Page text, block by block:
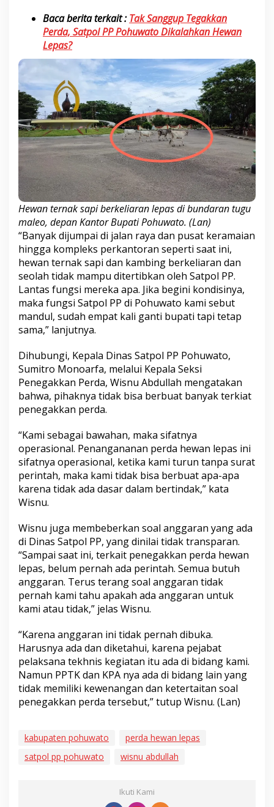
Baca berita terkait :Tak Sanggup Tegakkan
Perda, Satpol PP Pohuwato Dikalahkan Hewan
Lepas?
Hewan ternak sapi berkeliaran lepas di bundaran tugu
maleo, depan Kantor Bupati Pohuwato. (Lan)
“Banyak dijumpai di jalan raya dan pusat keramaian
hingga kompleks perkantoran seperti saat ini,
hewan ternak sapi dan kambing berkeliaran dan
seolah tidak mampu ditertibkan oleh Satpol PP.
Lantas fungsi mereka apa. Jika begini kondisinya,
maka fungsi Satpol PP di Pohuwato kami sebut
mandul, sudah empat kali ganti bupati tapi tetap
sama,” lanjutnya.
Dihubungi, Kepala Dinas Satpol PP Pohuwato,
Sumitro Monoarfa, melalui Kepala Seksi
Penegakkan Perda, Wisnu Abdullah mengatakan
bahwa, pihaknya tidak bisa berbuat banyak terkiat
penegakkan perda.
“Kami sebagai bawahan, maka sifatnya
operasional. Penangananan perda hewan lepas ini
sifatnya operasional, ketika kami turun tanpa surat
perintah, maka kami tidak bisa berbuat apa-apa
karena tidak ada dasar dalam bertindak,” kata
Wisnu.
Wisnu juga membeberkan soal anggaran yang ada
di Dinas Satpol PP, yang dinilai tidak transparan.
“Sampai saat ini, terkait penegakkan perda hewan
lepas, belum pernah ada perintah. Semua butuh
anggaran. Terus terang soal anggaran tidak
pernah kami tahu apakah ada anggaran untuk
kami atau tidak,” jelas Wisnu.
“Karena anggaran ini tidak pernah dibuka.
Harusnya ada dan diketahui, karena pejabat
pelaksana tekhnis kegiatan itu ada di bidang kami.
Namun PPTK dan KPA nya ada di bidang lain yang
tidak memiliki kewenangan dan ketertaitan soal
penegakkan perda tersebut,” tutup Wisnu. (Lan)
kabupaten pohuwato
perda hewan lepas
satpol pp pohuwato
wisnu abdullah
Ikuti Kami